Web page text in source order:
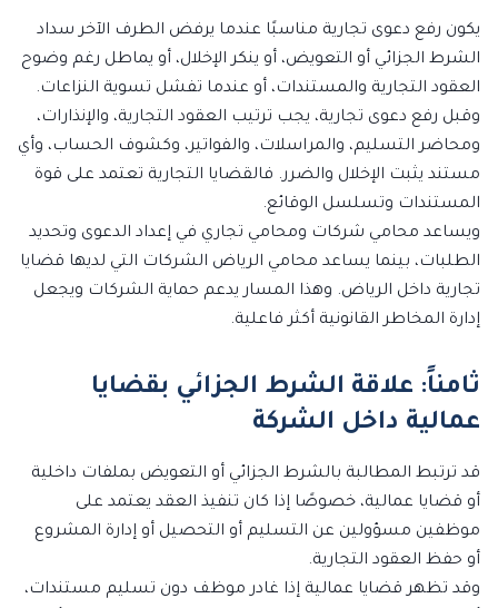
يكون رفع دعوى تجارية مناسبًا عندما يرفض الطرف الآخر سداد
الشرط الجزائي أو التعويض، أو ينكر الإخلال، أو يماطل رغم وضوح
العقود التجارية والمستندات، أو عندما تفشل تسوية النزاعات.
وقبل رفع دعوى تجارية، يجب ترتيب العقود التجارية، والإنذارات،
ومحاضر التسليم، والمراسلات، والفواتير، وكشوف الحساب، وأي
مستند يثبت الإخلال والضرر. فالقضايا التجارية تعتمد على قوة
المستندات وتسلسل الوقائع.
ويساعد محامي شركات ومحامي تجاري في إعداد الدعوى وتحديد
الطلبات، بينما يساعد محامي الرياض الشركات التي لديها قضايا
تجارية داخل الرياض. وهذا المسار يدعم حماية الشركات ويجعل
إدارة المخاطر القانونية أكثر فاعلية.
ثامناً: علاقة الشرط الجزائي بقضايا
عمالية داخل الشركة
قد ترتبط المطالبة بالشرط الجزائي أو التعويض بملفات داخلية
أو قضايا عمالية، خصوصًا إذا كان تنفيذ العقد يعتمد على
موظفين مسؤولين عن التسليم أو التحصيل أو إدارة المشروع
أو حفظ العقود التجارية.
وقد تظهر قضايا عمالية إذا غادر موظف دون تسليم مستندات،